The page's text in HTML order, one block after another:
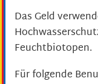
Das Geld
Feuchtbiotopen.
Für folgende